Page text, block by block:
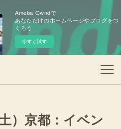
Ameba Owndで
あなただけのホームページやブログをつ
くろう
今すぐ試す
）京都：イベン